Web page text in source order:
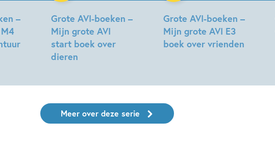
–
Grote AVI-boeken –
Mijn grote AVI
start boek over
dieren
Grote AVI-boeken –
Mijn grote AVI E3
boek over vrienden
Meer over deze serie